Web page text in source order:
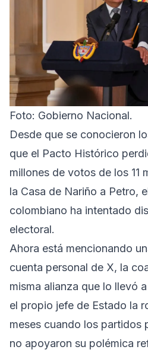
Foto: Gobierno Nacional.
Desde que se conocieron
que el Pacto Histórico
millones de votos de los 11
la Casa de Nariño a Petro,
colombiano ha intentado
electoral.
Ahora está mencionando
cuenta personal de X, la
misma alianza que lo llevó
el propio jefe de Estado la
meses cuando los partidos
no apoyaron su polémica